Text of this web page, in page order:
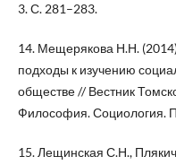
3. С. 281–283.
14. Мещерякова Н.Н.
подходы к изучению
обществе // Вестник
Философия. Социология.
15. Лещинская С.Н.,